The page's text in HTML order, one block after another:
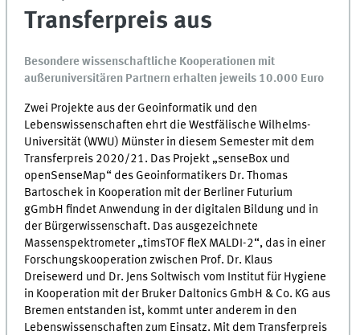
Transferpreis aus
Besondere wissenschaftliche Kooperationen mit
außeruniversitären Partnern erhalten jeweils 10.000 Euro
Zwei Projekte aus der Geoinformatik und den
Lebenswissenschaften ehrt die Westfälische Wilhelms-
Universität (WWU) Münster in diesem Semester mit dem
Transferpreis 2020/21. Das Projekt „senseBox und
openSenseMap“ des Geoinformatikers Dr. Thomas
Bartoschek in Kooperation mit der Berliner Futurium
gGmbH findet Anwendung in der digitalen Bildung und in
der Bürgerwissenschaft. Das ausgezeichnete
Massenspektrometer „timsTOF fleX MALDI-2“, das in einer
Forschungskooperation zwischen Prof. Dr. Klaus
Dreisewerd und Dr. Jens Soltwisch vom Institut für Hygiene
in Kooperation mit der Bruker Daltonics GmbH & Co. KG aus
Bremen entstanden ist, kommt unter anderem in den
Lebenswissenschaften zum Einsatz. Mit dem Transferpreis